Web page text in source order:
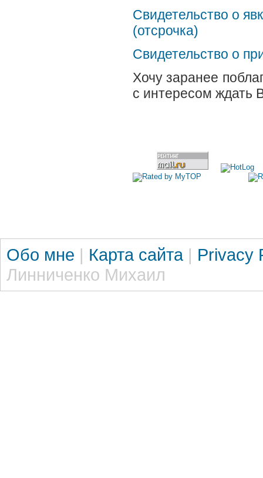
Свидетельство о
(отсрочка)
Свидетельство о
Хочу заранее
с интересом ждать
Обо мне | Карта сайта | Privacy
Линниченко Михаил